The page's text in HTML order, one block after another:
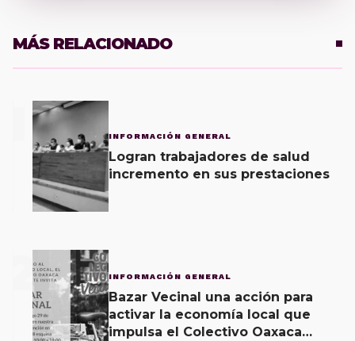
MÁS RELACIONADO
INFORMACIÓN GENERAL
Logran trabajadores de salud
incremento en sus prestaciones
2 INFORMACIÓN GENERAL
Bazar Vecinal una acción para
activar la economía local que
impulsa el Colectivo Oaxaca